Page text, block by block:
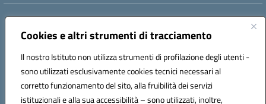
Cookies e altri strumenti di tracciamento
Il nostro Istituto non utilizza strumenti di profilazione degli utenti -
sono utilizzati esclusivamente cookies tecnici necessari al
corretto funzionamento del sito, alla fruibilità dei servizi
istituzionali e alla sua accessibilità – sono utilizzati, inoltre,
Indirizzo:
Centralino:096721161 Email:czic869004@istruzione.it
Codice fiscale: 84000710792
Codice meccanografico:
CZIC869004
Codice unico di fatturazione (CUF): UFKGA0